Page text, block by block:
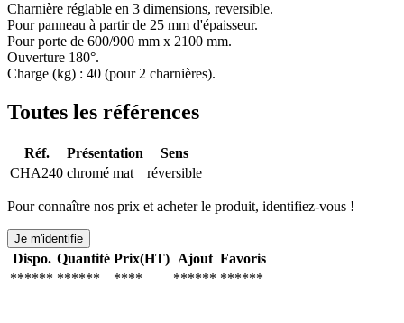
Charnière réglable en 3 dimensions, reversible.
Pour panneau à partir de 25 mm d'épaisseur.
Pour porte de 600/900 mm x 2100 mm.
Ouverture 180°.
Charge (kg) : 40 (pour 2 charnières).
Toutes les références
Réf. Présentation
Sens
CHA240 chromé mat réversible
Pour connaître nos prix et acheter le produit, identifiez-vous !
Je m'identifie
Dispo. Quantité Prix(HT) Ajout Favoris
****** ****** **** ****** ******